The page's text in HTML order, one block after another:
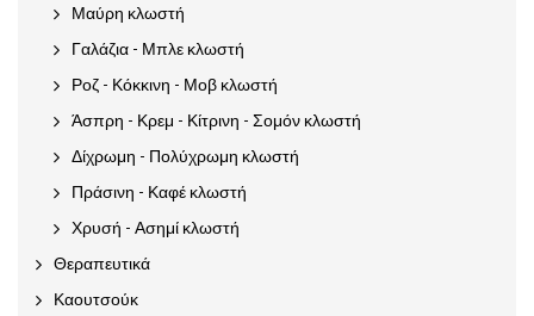
Μαύρη κλωστή
Γαλάζια - Μπλε κλωστή
Ροζ - Κόκκινη - Μοβ κλωστή
Άσπρη - Κρεμ - Κίτρινη - Σομόν κλωστή
Δίχρωμη - Πολύχρωμη κλωστή
Πράσινη - Καφέ κλωστή
Χρυσή - Ασημί κλωστή
Θεραπευτικά
Καουτσούκ